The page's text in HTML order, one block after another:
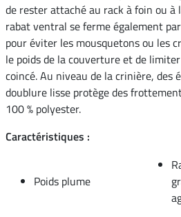
de rester attaché au rack à foin ou
rabat ventral se ferme également
pour éviter les mousquetons ou les
le poids de la couverture et de
coincé. Au niveau de la crinière, des
doublure lisse protège des
100 % polyester.
Caractéristiques :
Poids plume